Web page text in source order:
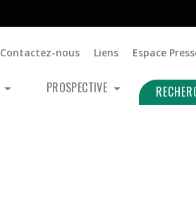
Contactez-nous Liens Espace
PROSPECTIVE